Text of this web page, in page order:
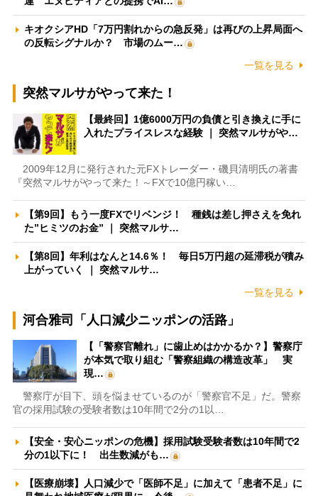
キオクシアHD「7万円割れからの急反発」は再びの上昇局面へ
の反転シグナルか？ 市場のムー…
一覧を見る
突然マルサがやって来た！
【最終回】1億6000万円の負債と引き換えに手に
入れたプライスレスな経験 ｜ 突然マルサがや…
2009年12月に発行された元FXトレーダー・磯貝清明氏の著書
『突然マルサがやって来た！～FXで10億円稼い…
【第9回】もう一度FXでリベンジ！ 種銭は差し押さえを免れ
た”ヒミツのお金” ｜ 突然マルサ…
【第8回】年利はなんと14.6％！ 毎日5万円超の延滞税が積み
上がっていく ｜ 突然マルサ…
一覧を見る
河合雅司「人口減少ニッポンの活路」
【「警察官離れ」に歯止めはかかるか？】警察庁
が本気で取り組む「警察組織の構造改革」 実
現…
警察庁が目下、頭を悩ませているのが「警察官不足」だ。警察
官の採用試験の受験者数は10年間で2分の1以…
【安全・安心ニッポンの危機】採用試験受験者数は10年間で2
分の1以下に！ 出生数減がも…
【医療崩壊】人口減少で「医師不足」に加えて「患者不足」に